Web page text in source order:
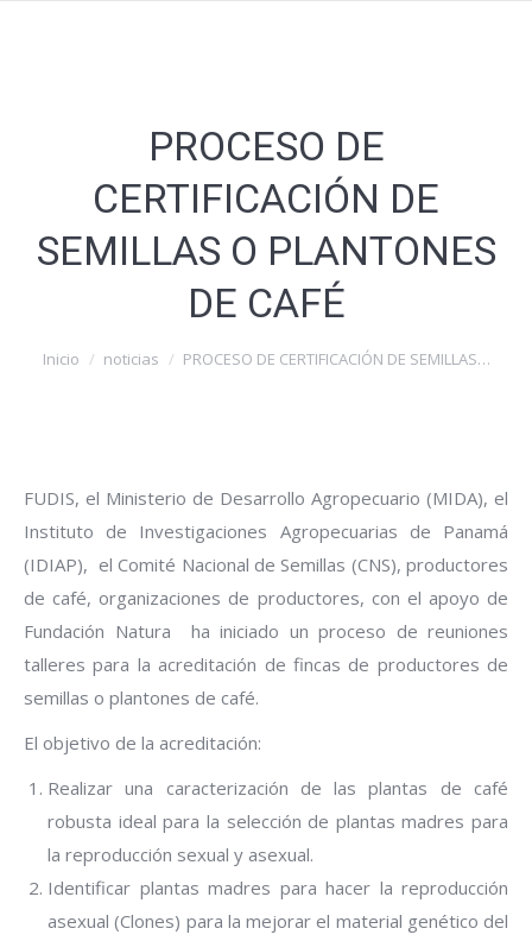
PROCESO DE
CERTIFICACIÓN DE
SEMILLAS O PLANTONES
DE CAFÉ
Estás aquí:
Inicio noticias PROCESO DE CERTIFICACIÓN DE SEMILLAS…
FUDIS, el Ministerio de Desarrollo Agropecuario (MIDA), el
Instituto de Investigaciones Agropecuarias de Panamá
(IDIAP), el Comité Nacional de Semillas (CNS), productores
de café, organizaciones de productores, con el apoyo de
Fundación Natura ha iniciado un proceso de reuniones
talleres para la acreditación de fincas de productores de
semillas o plantones de café.
El objetivo de la acreditación:
Realizar una caracterización de las plantas de café
robusta ideal para la selección de plantas madres para
la reproducción sexual y asexual.
Identificar plantas madres para hacer la reproducción
asexual (Clones) para la mejorar el material genético del